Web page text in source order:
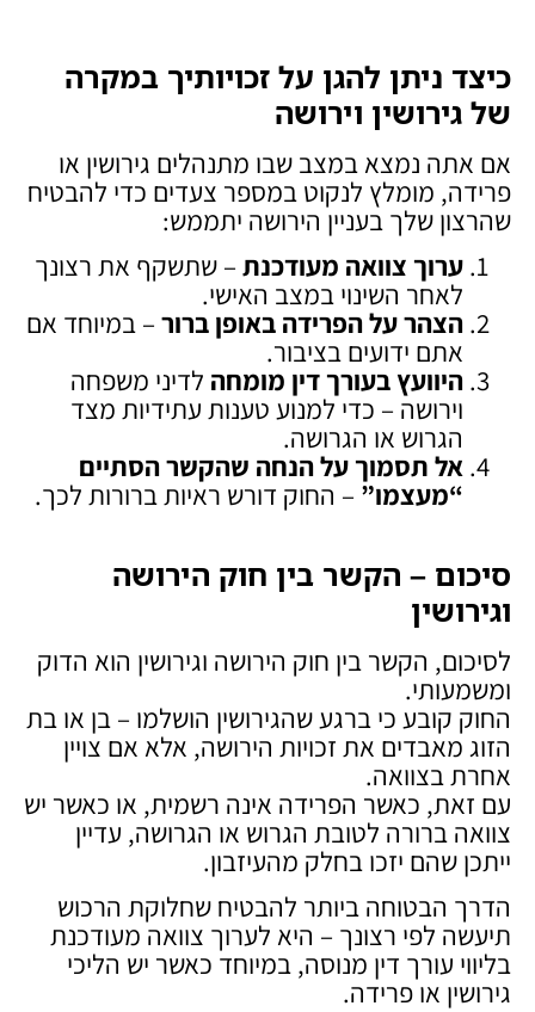
כיצד ניתן להגן על זכויותיך במקרה
של גירושין וירושה
אם אתה נמצא במצב שבו מתנהלים גירושין או
פרידה, מומלץ לנקוט במספר צעדים כדי להבטיח
שהרצון שלך בעניין הירושה יתממש:
ערוך צוואה מעודכנת – שתשקף את רצונך
לאחר השינוי במצב האישי.
הצהר על הפרידה באופן ברור – במיוחד אם
אתם ידועים בציבור.
היוועץ בעורך דין מומחה לדיני משפחה
וירושה – כדי למנוע טענות עתידיות מצד
הגרוש או הגרושה.
אל תסמוך על הנחה שהקשר הסתיים
“מעצמו” – החוק דורש ראיות ברורות לכך.
סיכום – הקשר בין חוק הירושה
וגירושין
לסיכום, הקשר בין חוק הירושה וגירושין הוא הדוק
ומשמעותי.
החוק קובע כי ברגע שהגירושין הושלמו – בן או בת
הזוג מאבדים את זכויות הירושה, אלא אם צויין
אחרת בצוואה.
עם זאת, כאשר הפרידה אינה רשמית, או כאשר יש
צוואה ברורה לטובת הגרוש או הגרושה, עדיין
ייתכן שהם יזכו בחלק מהעיזבון.
הדרך הבטוחה ביותר להבטיח שחלוקת הרכוש
תיעשה לפי רצונך – היא לערוך צוואה מעודכנת
בליווי עורך דין מנוסה, במיוחד כאשר יש הליכי
גירושין או פרידה.